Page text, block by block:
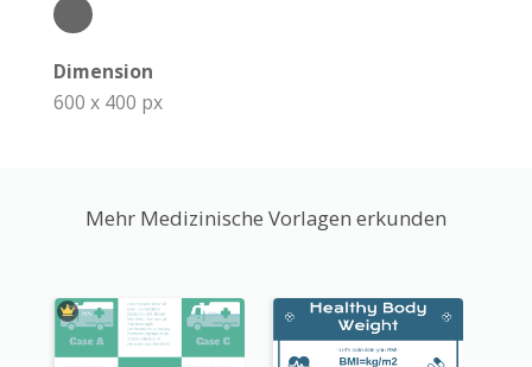
Dimension
600 x 400 px
Mehr Medizinische Vorlagen erkunden